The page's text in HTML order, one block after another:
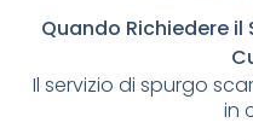
Quando Richiedere il
Il servizio di spurgo
in